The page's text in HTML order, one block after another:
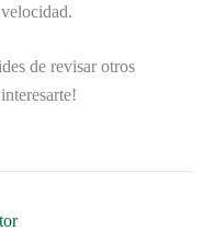
de revisar otros